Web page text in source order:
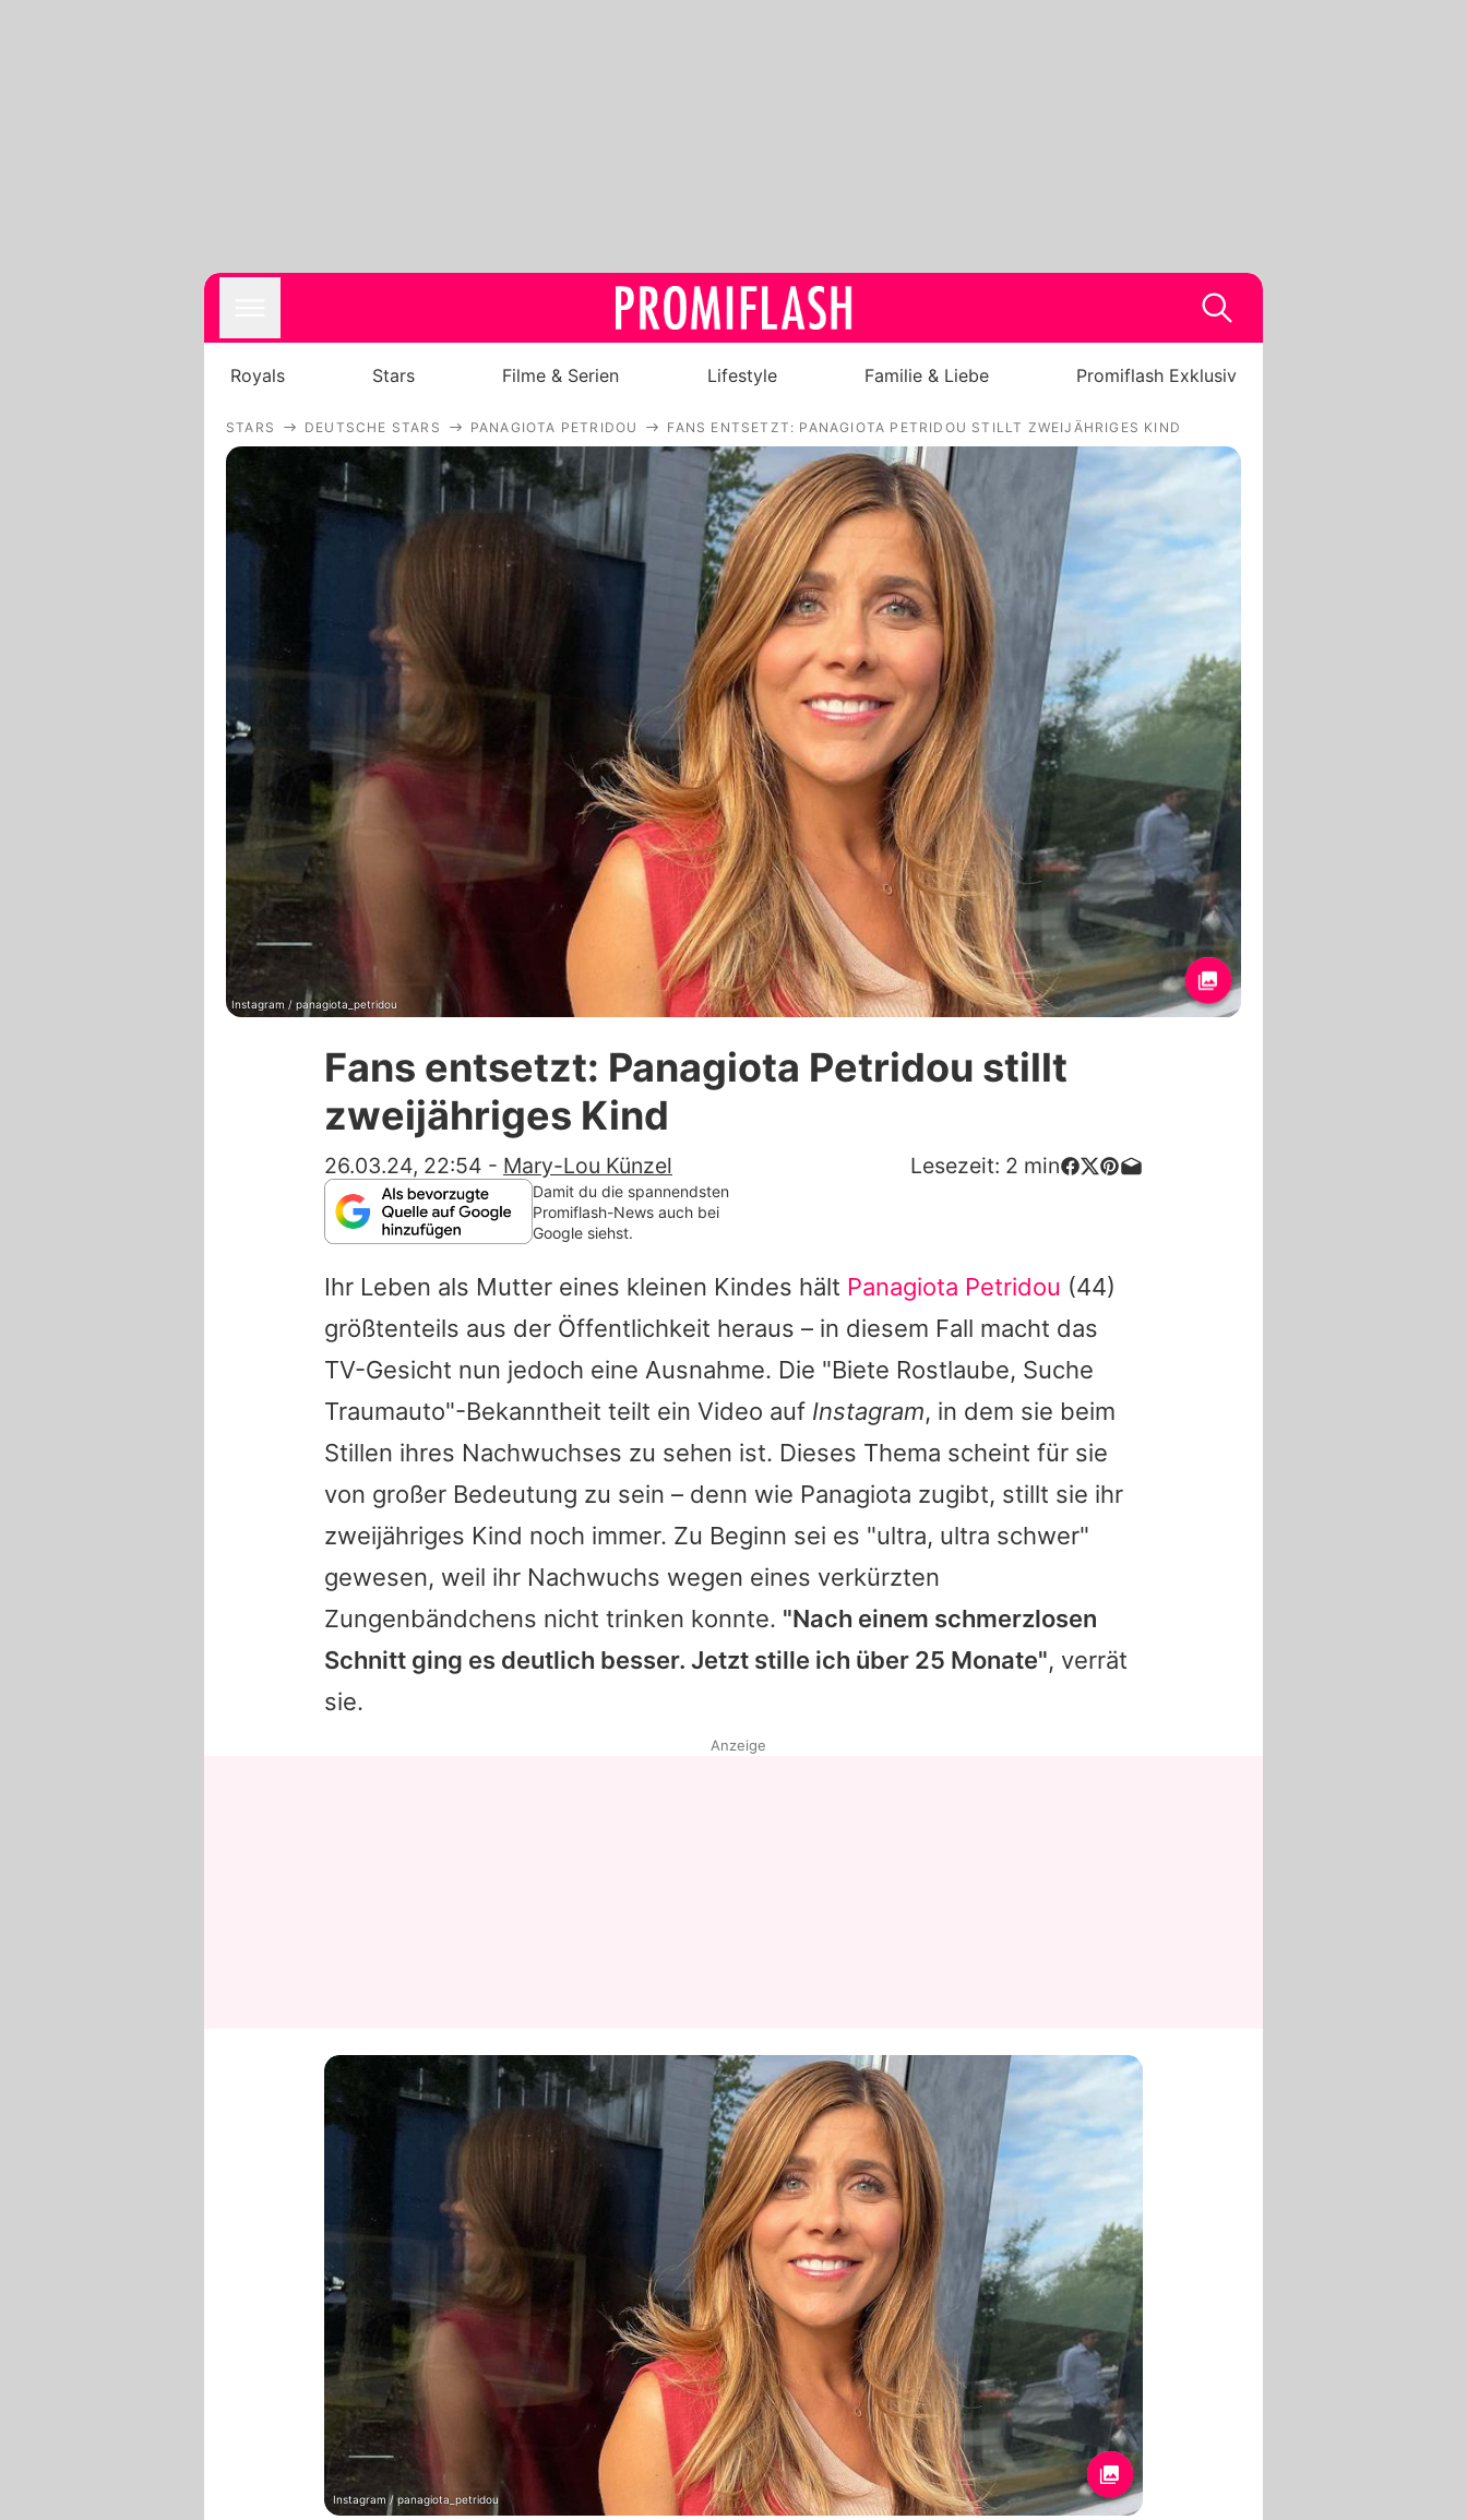
Royals
Stars
Filme & Serien
Lifestyle
Familie & Liebe
Promiflash Exklusiv
Alle Themen auf Promiflash
Jobs
App runterladen
Team
Redaktionelle Richtlinien
Impressum
Datenschutzerklärung
Nutzungsbedingungen
Royals Stars Filme & Serien Lifestyle Familie & Liebe Promiflash Exklusiv
STARS DEUTSCHE STARS PANAGIOTA PETRIDOU FANS ENTSETZT: PANAGIOTA PETRIDOU STILLT ZWEIJÄHRIGES KIND
Instagram / panagiota_petridou
Fans entsetzt: Panagiota Petridou stillt
zweijähriges Kind
26.03.24, 22:54 - Mary-Lou Künzel Lesezeit: 2 min
Damit du die spannendsten
Promiflash-News auch bei
Google siehst.
Ihr Leben als Mutter eines kleinen Kindes hält Panagiota Petridou (44)
größtenteils aus der Öffentlichkeit heraus – in diesem Fall macht das
TV-Gesicht nun jedoch eine Ausnahme. Die "Biete Rostlaube, Suche
Traumauto"-Bekanntheit teilt ein Video auf Instagram, in dem sie beim
Stillen ihres Nachwuchses zu sehen ist. Dieses Thema scheint für sie
von großer Bedeutung zu sein – denn wie Panagiota zugibt, stillt sie ihr
zweijähriges Kind noch immer. Zu Beginn sei es "ultra, ultra schwer"
gewesen, weil ihr Nachwuchs wegen eines verkürzten
Zungenbändchens nicht trinken konnte. "Nach einem schmerzlosen
Schnitt ging es deutlich besser. Jetzt stille ich über 25 Monate", verrät
sie.
Anzeige
Instagram / panagiota_petridou